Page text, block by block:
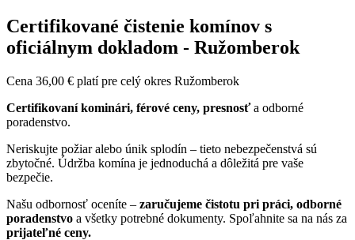
Certifikované čistenie komínov s
oficiálnym dokladom - Ružomberok
Cena 36,00 € platí pre celý okres Ružomberok
Certifikovaní kominári, férové ceny, presnosťa odborné
poradenstvo.
Neriskujte požiar alebo únik splodín – tieto nebezpečenstvá sú
zbytočné. Údržba komína je jednoduchá a dôležitá pre vaše
bezpečie.
Našu odbornosť oceníte – zaručujeme čistotu pri práci, odborné
poradenstvo a všetky potrebné dokumenty. Spoľahnite sa na nás za
prijateľné ceny.